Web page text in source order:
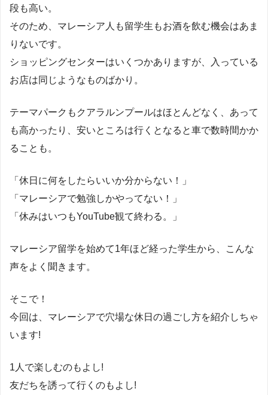
段も高い。
そのため、マレーシア人も留学生もお酒を飲む機会はあま
りないです。
ショッピングセンターはいくつかありますが、入っている
お店は同じようなものばかり。
テーマパークもクアラルンプールはほとんどなく、あって
も高かったり、安いところは行くとなると車で数時間かか
ることも。
「休日に何をしたらいいか分からない！」
「マレーシアで勉強しかやってない！」
「休みはいつもYouTube観て終わる。」
マレーシア留学を始めて1年ほど経った学生から、こんな
声をよく聞きます。
そこで！
今回は、マレーシアで穴場な休日の過ごし方を紹介しちゃ
います!
1人で楽しむのもよし!
友だちを誘って行くのもよし!